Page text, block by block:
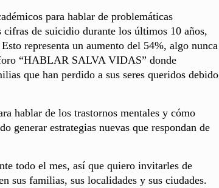
para hablar de problemáticas
de suicidio durante los últimos 10 años,
representa un aumento del 54%, algo nunca
“HABLAR SALVA VIDAS” donde
que han perdido a sus seres queridos debido
hablar de los trastornos mentales y cómo
generar estrategias nuevas que respondan de
todo el mes, así que quiero invitarles de
sus familias, sus localidades y sus ciudades.